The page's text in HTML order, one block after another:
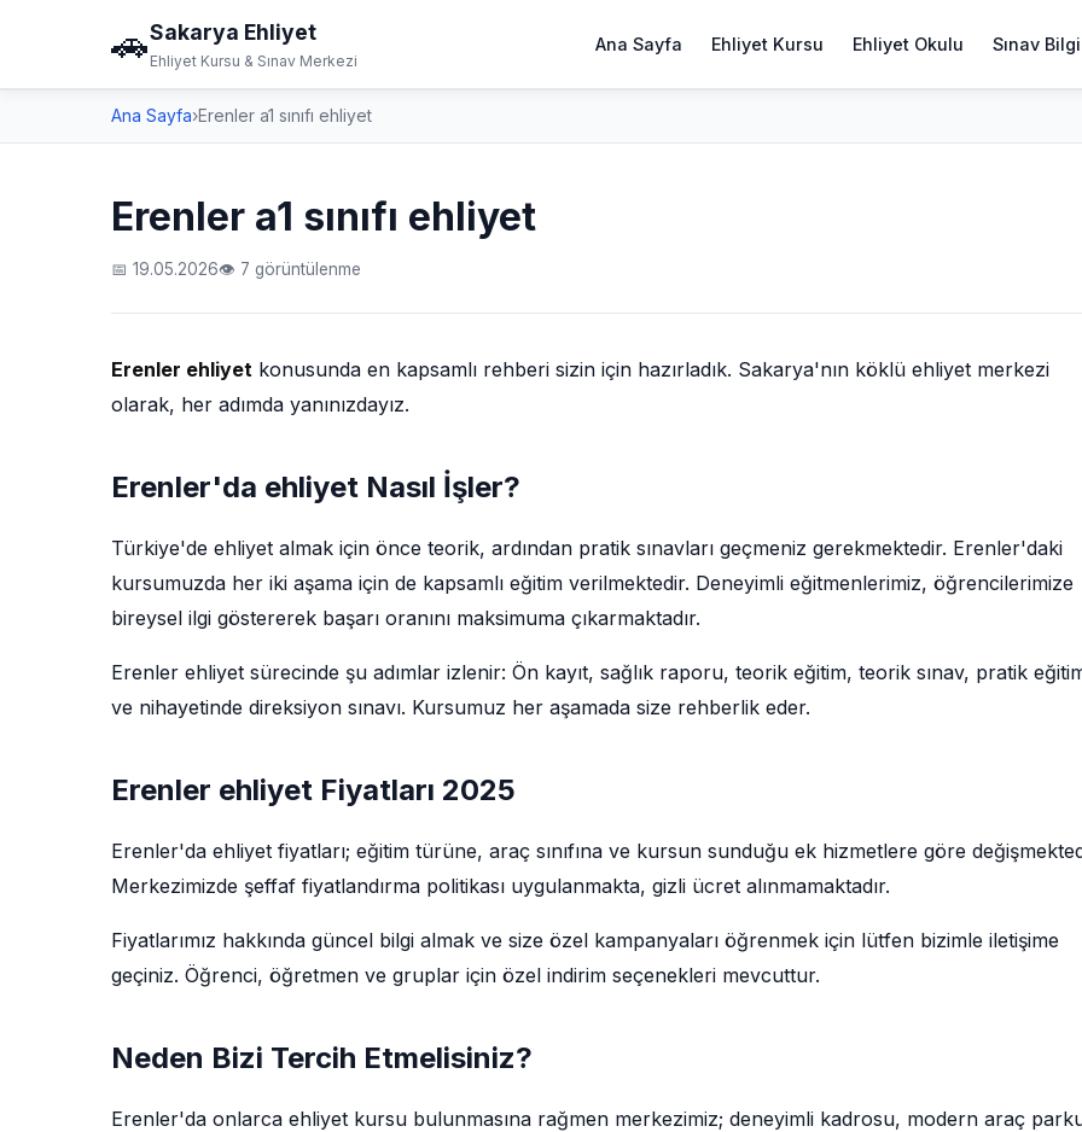
🚗Sakarya Ehliyet
Ehliyet Kursu & Sınav Merkezi
Ana Sayfa Ehliyet Kursu Ehliyet Okulu Sınav
Ana Sayfa›Erenler a1 sınıfı ehliyet
Erenler a1 sınıfı ehliyet
📅 19.05.2026👁 7 görüntülenme
Erenler ehliyet konusunda en kapsamlı rehberi sizin için hazırladık. Sakarya'nın köklü ehliyet merkezi
olarak, her adımda yanınızdayız.
Erenler'da ehliyet Nasıl İşler?
Türkiye'de ehliyet almak için önce teorik, ardından pratik sınavları geçmeniz gerekmektedir. Erenler'daki
kursumuzda her iki aşama için de kapsamlı eğitim verilmektedir. Deneyimli eğitmenlerimiz, öğrencilerimize
bireysel ilgi göstererek başarı oranını maksimuma çıkarmaktadır.
Erenler ehliyet sürecinde şu adımlar izlenir: Ön kayıt, sağlık raporu, teorik eğitim, teorik sınav, pratik
ve nihayetinde direksiyon sınavı. Kursumuz her aşamada size rehberlik eder.
Erenler ehliyet Fiyatları 2025
Erenler'da ehliyet fiyatları; eğitim türüne, araç sınıfına ve kursun sunduğu ek hizmetlere göre
Merkezimizde şeffaf fiyatlandırma politikası uygulanmakta, gizli ücret alınmamaktadır.
Fiyatlarımız hakkında güncel bilgi almak ve size özel kampanyaları öğrenmek için lütfen bizimle iletişime
geçiniz. Öğrenci, öğretmen ve gruplar için özel indirim seçenekleri mevcuttur.
Neden Bizi Tercih Etmelisiniz?
Erenler'da onlarca ehliyet kursu bulunmasına rağmen merkezimiz; deneyimli kadrosu, modern araç